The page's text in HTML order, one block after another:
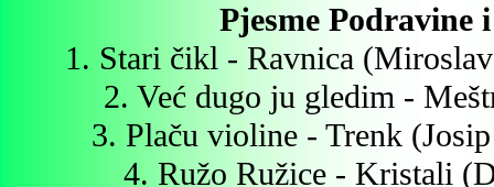
Pjesme Podravine
1. Stari čikl - Ravnica
2. Već dugo ju gledim -
3. Plaču violine - Trenk
4. Ružo Ružice - Kristali